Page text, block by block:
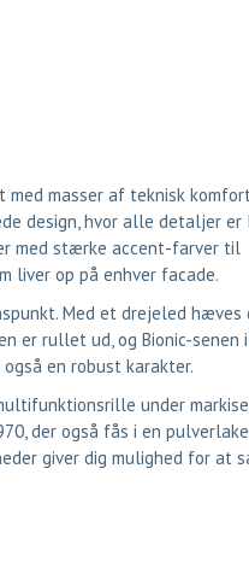
masser af teknisk
design, hvor alle detaljer er
med stærke accent-farver til
liver op på enhver facade.
Med et drejeled hæves
er rullet ud, og Bionic-senen i
en robust karakter.
under
der også fås i en
giver dig mulighed for at